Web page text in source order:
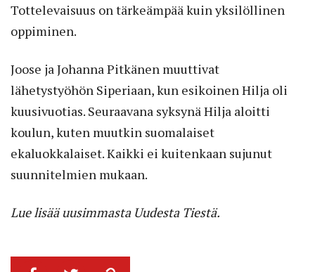
Tottelevaisuus on tärkeämpää kuin yksilöllinen
oppiminen.
Joose ja Johanna Pitkänen muuttivat
lähetystyöhön Siperiaan, kun esikoinen Hilja oli
kuusivuotias. Seuraavana syksynä Hilja aloitti
koulun, kuten muutkin suomalaiset
ekaluokkalaiset. Kaikki ei kuitenkaan sujunut
suunnitelmien mukaan.
Lue lisää uusimmasta Uudesta Tiestä.